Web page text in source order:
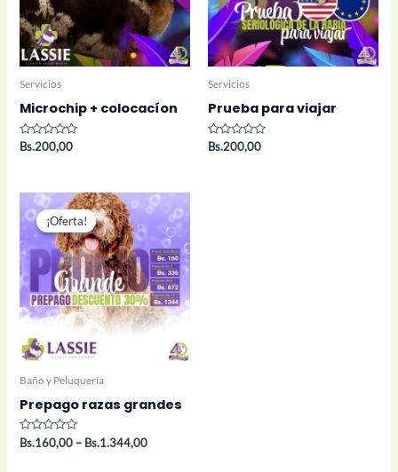
Servicios
Microchip + colocacíon
Rated
Bs.200,00
Servicios
Prueba para viajar
Rated
Bs.200,00
¡Oferta!
¡Oferta!
Baño y Peluquería
Prepago razas grandes
Rated
0
Bs.160,00 – Bs.1.344,00